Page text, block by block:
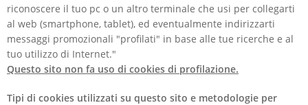
riconoscere il tuo pc o un altro terminale che usi per collegarti
al web (smartphone, tablet), ed eventualmente indirizzarti
messaggi promozionali "profilati" in base alle tue ricerche e al
tuo utilizzo di Internet."
Questo sito non fa uso di cookies di profilazione.
Tipi di cookies utilizzati su questo sito e metodologie per